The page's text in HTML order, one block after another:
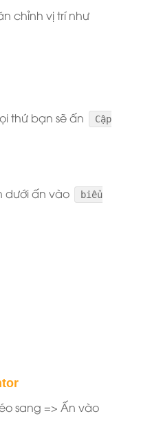
chỉnh vị trí như
thứ bạn sẽ ấn
Cập
dưới ấn vào
biểu
sang => Ấn vào